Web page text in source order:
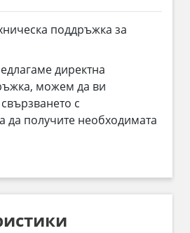
поддръжка за
директна
можем да ви
с
да получите необходимата